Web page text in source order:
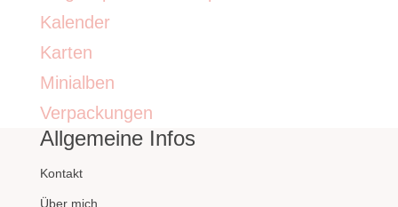
Kalender
Karten
Minialben
Verpackungen
Allgemeine Infos
Kontakt
Über mich